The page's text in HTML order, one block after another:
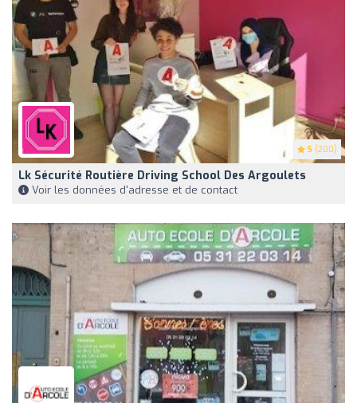
5 (200)
Lk Sécurité Routière Driving School Des Argoulets ️
Voir les données d'adresse et de contact